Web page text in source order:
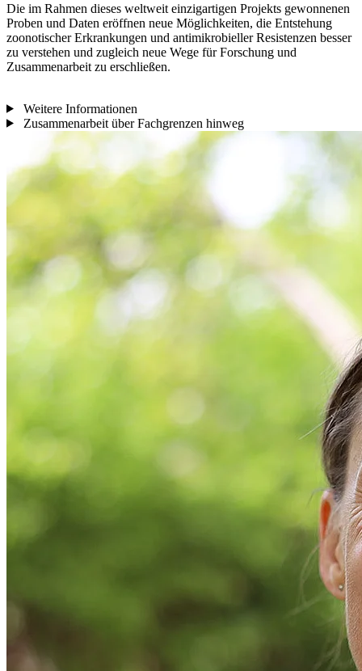
Die im Rahmen dieses weltweit einzigartigen Projekts gewonnenen
Proben und Daten eröffnen neue Möglichkeiten, die Entstehung
zoonotischer Erkrankungen und antimikrobieller Resistenzen besser
zu verstehen und zugleich neue Wege für Forschung und
Zusammenarbeit zu erschließen.
Weitere Informationen
Zusammenarbeit über Fachgrenzen hinweg